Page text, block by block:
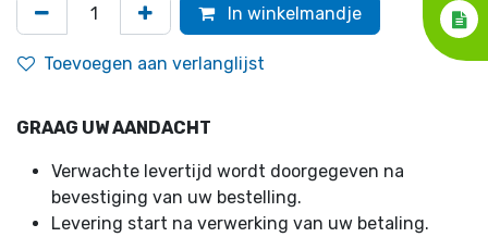
In winkelmandje
Toevoegen aan verlanglijst
GRAAG UW AANDACHT
Verwachte levertijd wordt doorgegeven na
bevestiging van uw bestelling.
Levering start na verwerking van uw betaling.